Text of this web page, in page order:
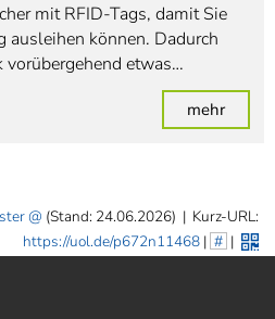
mit RFID-Tags, damit Sie
können. Dadurch
etwas…
mehr:
(Stand: 24.06.2026) | Kurz-URL:
https://uol.de/p672n11468| # |